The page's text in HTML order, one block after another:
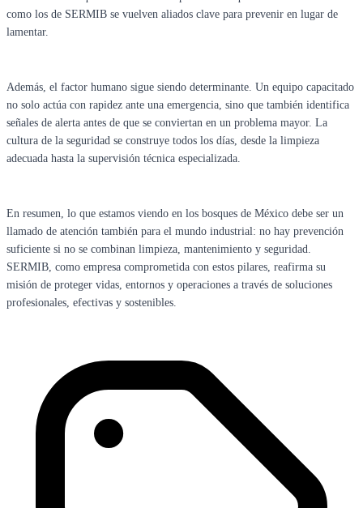
como los de SERMIB se vuelven aliados clave para prevenir en lugar de
lamentar.
Además, el factor humano sigue siendo determinante. Un equipo capacitado
no solo actúa con rapidez ante una emergencia, sino que también identifica
señales de alerta antes de que se conviertan en un problema mayor. La
cultura de la seguridad se construye todos los días, desde la limpieza
adecuada hasta la supervisión técnica especializada.
En resumen, lo que estamos viendo en los bosques de México debe ser un
llamado de atención también para el mundo industrial: no hay prevención
suficiente si no se combinan limpieza, mantenimiento y seguridad.
SERMIB, como empresa comprometida con estos pilares, reafirma su
misión de proteger vidas, entornos y operaciones a través de soluciones
profesionales, efectivas y sostenibles.